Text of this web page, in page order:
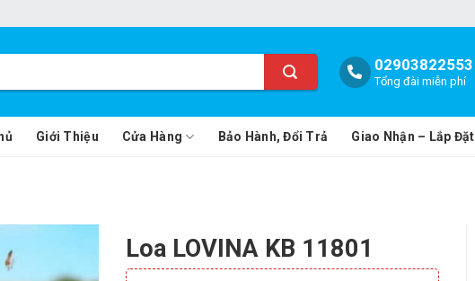
02903822553
Tổng đài miễn phí
Giới Thiệu Cửa Hàng Bảo Hành, Đổi Trả Giao Nhận – Lắp Đặt
Loa LOVINA KB 11801